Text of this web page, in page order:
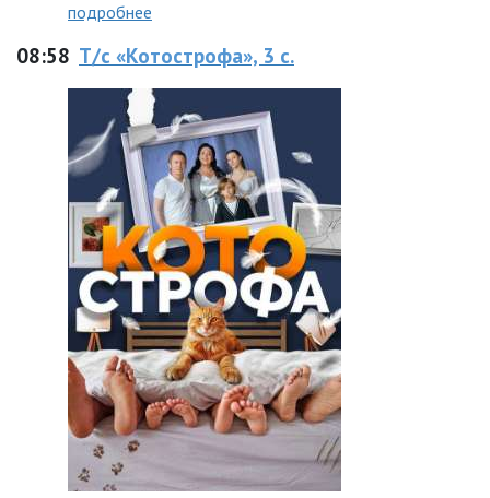
подробнее
08:58 Т/с «Котострофа», 3 с.